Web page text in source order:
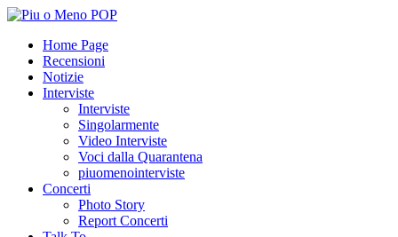
Home Page
Recensioni
Notizie
Interviste
Interviste
Singolarmente
Video Interviste
Voci dalla Quarantena
piuomenointerviste
Concerti
Photo Story
Report Concerti